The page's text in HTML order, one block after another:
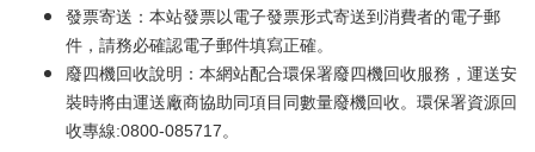
發票寄送：本站發票以電子發票形式寄送到消費者的電子郵
件，請務必確認電子郵件填寫正確。
廢四機回收說明：本網站配合環保署廢四機回收服務，運送安
裝時將由運送廠商協助同項目同數量廢機回收。環保署資源回
收專線:0800-085717。